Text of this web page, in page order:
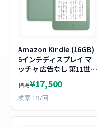
Amazon Kindle (16GB)
6インチディスプレイ マ
ッチャ 広告なし 第11世代
【2024モデル】
相場¥17,500
検索 197回